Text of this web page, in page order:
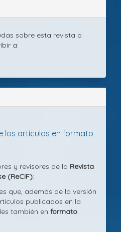
sobre esta revista o
a:
los artículos en formato
y revisores de la Revista
(ReCiF):
que, además de la versión
publicados en la
también en formato